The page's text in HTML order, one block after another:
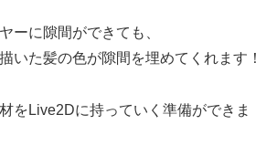
ーに隙間ができても、
いた髪の色が隙間を埋めてくれます！
をLive2Dに持っていく準備ができま